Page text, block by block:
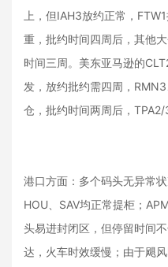
上，但IAH3放约正常，
重，批约时间四周后，其他
时间三周。美东亚马逊的
发，放约批约需四周，
仓，批约时间两周后，TPA2/
港口方面：多个码头无异常
HOU、SAV均正常提柜；
头易进封闭区，但停留时间
达，火车时效缓慢；由于飓